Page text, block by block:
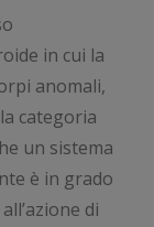
in cui la
anomali,
categoria
un sistema
è in grado
di